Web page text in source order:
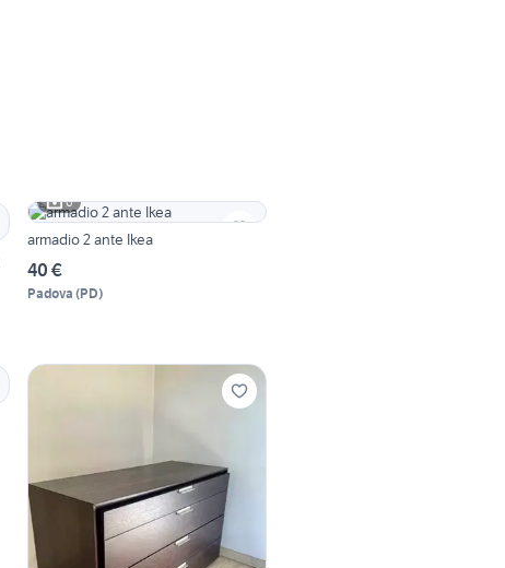
6
armadio 2 ante Ikea
40 €
Padova (PD)